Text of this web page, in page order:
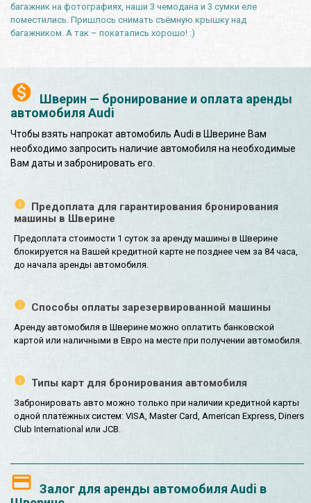
Шверин — бронирование и оплата аренды
автомобиля Audi
Чтобы взять напрокат автомобиль Audi в Шверине Вам
необходимо запросить наличие автомобиля на необходимые
Вам даты и забронировать его.
Предоплата для гарантирования бронирования
машины в Шверине
Предоплата стоимости 1 суток за аренду машины в Шверине
блокируется на Вашей кредитной карте не позднее чем за 84 часа,
до начала аренды автомобиля.
Способы оплаты зарезервированной машины
Аренду автомобиля в Шверине можно оплатить банковской
картой или наличными в Евро на месте при получении автомобиля.
Типы карт для бронирования автомобиля
Забронировать авто можно только при наличии кредитной карты
одной платёжных систем: VISA, Master Card, American Express, Diners
Club International или JCB.
Залог для аренды автомобиля Audi в
багажник на фотографиях, наши 3 чемодана и 3 сумки еле
поместились. Пришлось снимать съёмную крышку над
багажником. А так – покатались хорошо! :)